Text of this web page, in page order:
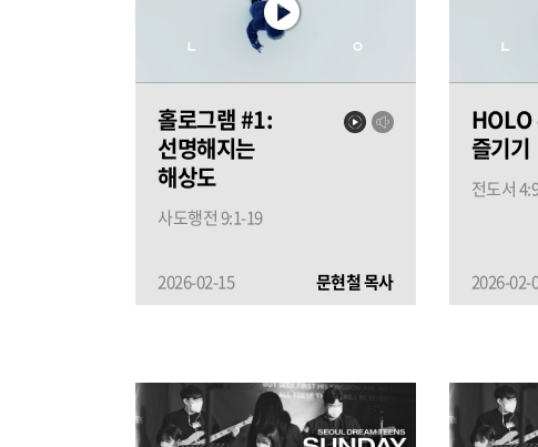
홀로그램 #1:
선명해지는
해상도
사도행전 9:1-19
2026-02-15 문현철 목사
즐기기
전도서
2026-02-